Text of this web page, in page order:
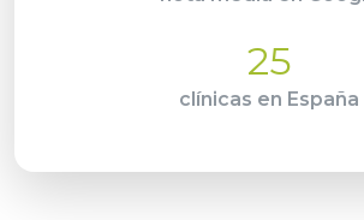
25
clínicas en España